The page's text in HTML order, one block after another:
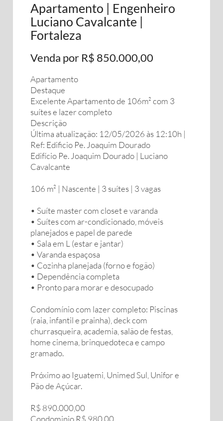
Apartamento | Engenheiro
Luciano Cavalcante |
Fortaleza
Venda por R$ 850.000,00
Apartamento
Destaque
Excelente Apartamento de 106m² com 3
suítes e lazer completo
Descrição
Última atualização: 12/05/2026 às 12:10h |
Ref: Edificio Pe. Joaquim Dourado
Edifício Pe. Joaquim Dourado | Luciano
Cavalcante
106 m² | Nascente | 3 suítes | 3 vagas
• Suíte master com closet e varanda
• Suítes com ar-condicionado, móveis
planejados e papel de parede
• Sala em L (estar e jantar)
• Varanda espaçosa
• Cozinha planejada (forno e fogão)
• Dependência completa
• Pronto para morar e desocupado
Condomínio com lazer completo: Piscinas
(raia, infantil e prainha), deck com
churrasqueira, academia, salão de festas,
home cinema, brinquedoteca e campo
gramado.
Próximo ao Iguatemi, Unimed Sul, Unifor e
Pão de Açúcar.
R$ 890.000,00
Condominio R$ 980,00